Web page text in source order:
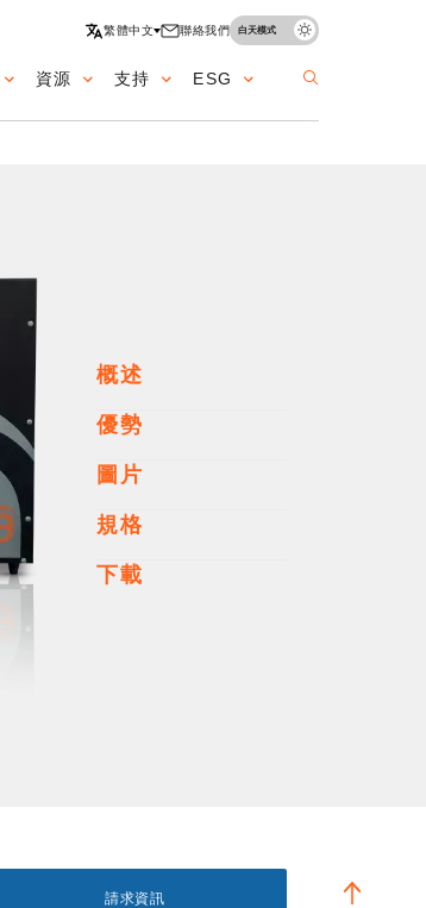
繁體中文 聯絡我們 白天模式
資源 支持 ESG
概述
優勢
圖片
規格
下載
請求資訊